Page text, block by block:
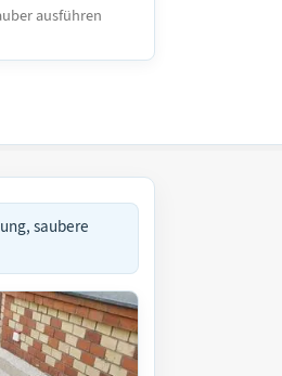
ausführen
saubere